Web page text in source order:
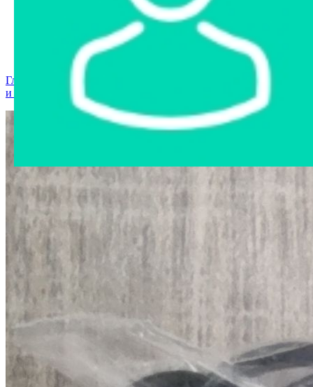
Арестованное имущество
Реестр несостоявшихся торгов
Реестр переоценок
Государственное имущество
Главная страница
и аксессуары
› Кабель USB